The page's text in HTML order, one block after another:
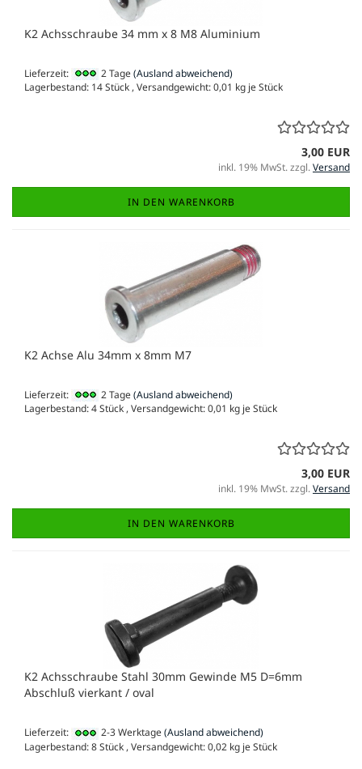
K2 Achsschraube 34 mm x 8 M8 Aluminium
Lieferzeit: 2 Tage(Ausland abweichend)
Lagerbestand: 14 Stück , Versandgewicht:0,01 kg je Stück
3,00 EUR
inkl. 19% MwSt. zzgl.Versand
IN DEN WARENKORB
K2 Achse Alu 34mm x 8mm M7
Lieferzeit: 2 Tage(Ausland abweichend)
Lagerbestand: 4 Stück , Versandgewicht:0,01 kg je Stück
3,00 EUR
inkl. 19% MwSt. zzgl.Versand
IN DEN WARENKORB
K2 Achsschraube Stahl 30mm Gewinde M5 D=6mm
Abschluß vierkant / oval
Lieferzeit: 2-3 Werktage(Ausland abweichend)
Lagerbestand: 8 Stück , Versandgewicht:0,02 kg je Stück